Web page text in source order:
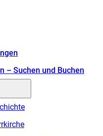
– Suchen und Buchen